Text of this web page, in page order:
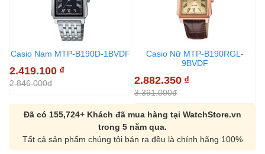
Casio Nam MTP-B190D-1BVDF
2.419.100 ₫
2.846.000đ
Casio Nữ MTP-B190RGL-
9BVDF
2.882.350 ₫
3.391.000đ
Đã có 155,724+ Khách đã mua hàng tại WatchStore.vn
trong 5 năm qua.
Tất cả sản phẩm chúng tôi bán ra đều là chính hãng 100%